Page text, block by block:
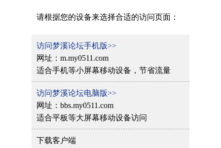
请根据您的设备来选择合适的访问页面：
访问梦溪论坛手机版>>
网址：m.my0511.com
适合手机等小屏幕移动设备，节省流量
访问梦溪论坛电脑版>>
网址：bbs.my0511.com
适合平板等大屏幕移动设备访问
下载客户端